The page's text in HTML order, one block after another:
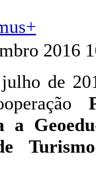
2016
de
a